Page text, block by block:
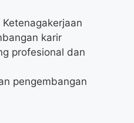
Ketenagakerjaan
karir
profesional dan
pengembangan